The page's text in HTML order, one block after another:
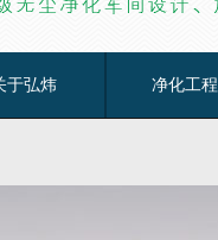
于弘炜 净化工程